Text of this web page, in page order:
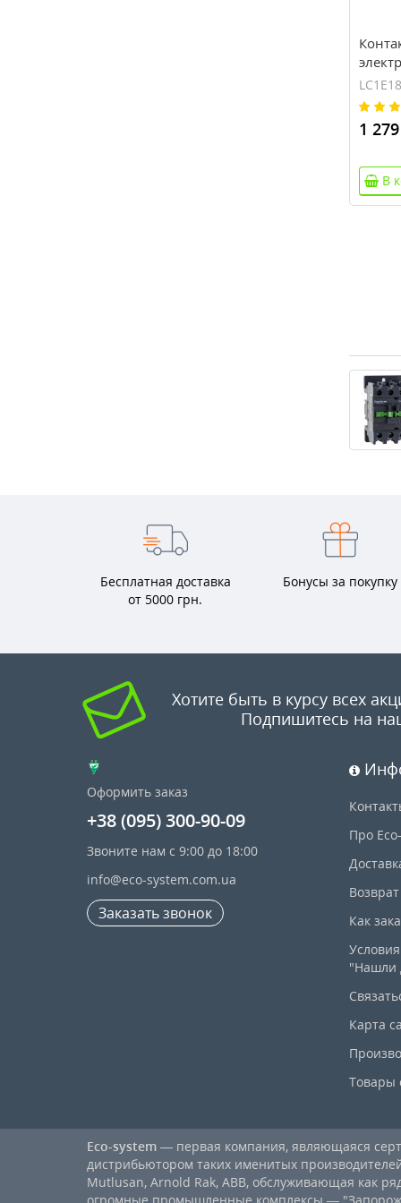
1 279
В
Бесплатная доставка
от 5000 грн.
Бонусы за покупку
Хотите быть в курсу всех
Подпишитесь на
Оформить заказ
+38 (095) 300-90-09
Звоните нам с 9:00 до 18:00
info@eco-system.com.ua
Заказать звонок
Про
Как
"Нашли
Карта
Товары
Eco-system — первая компания, являющаяся
дистрибьютором таких именитых
Mutlusan, Arnold Rak, ABB, обслуживающая как